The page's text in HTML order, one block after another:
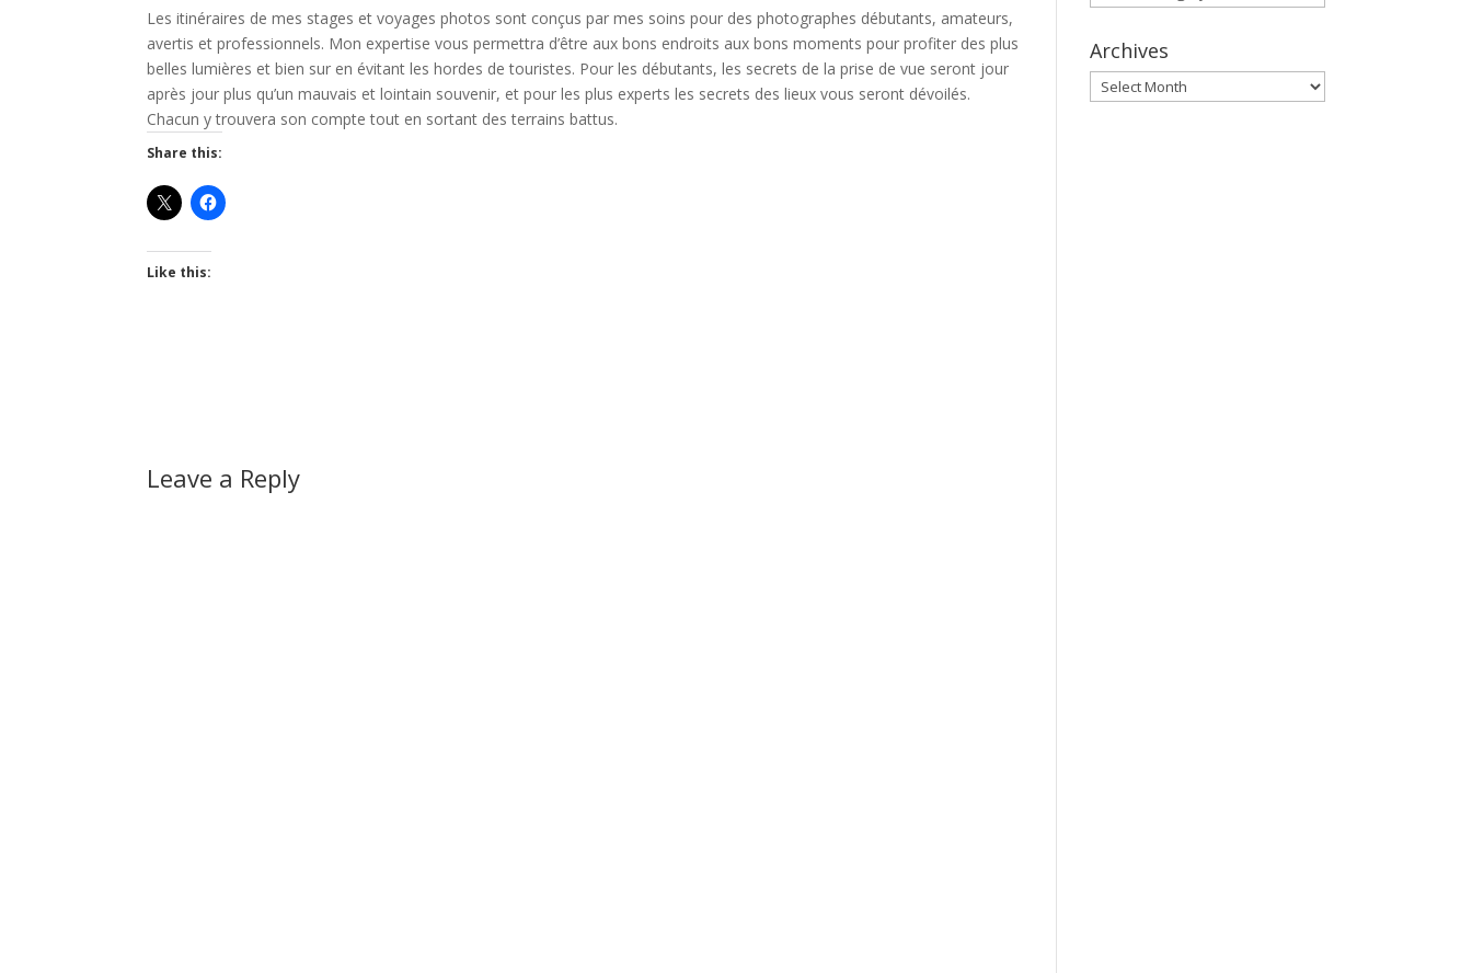
Les itinéraires de mes stages et voyages photos sont conçus par mes soins pour des photographes débutants, amateurs,
avertis et professionnels. Mon expertise vous permettra d’être aux bons endroits aux bons moments pour profiter des plus
belles lumières et bien sur en évitant les hordes de touristes. Pour les débutants, les secrets de la prise de vue seront jour
après jour plus qu’un mauvais et lointain souvenir, et pour les plus experts les secrets des lieux vous seront dévoilés.
Chacun y trouvera son compte tout en sortant des terrains battus.
Share this:
Like this:
Leave a Reply
Archives
Archives